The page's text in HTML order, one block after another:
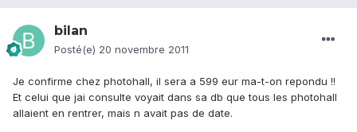
bilan
Posté(e) 20 novembre 2011
Je confirme chez photohall, il sera a 599 eur ma-t-on repondu !!
Et celui que jai consulte voyait dans sa db que tous les photohall
allaient en rentrer, mais n avait pas de date.